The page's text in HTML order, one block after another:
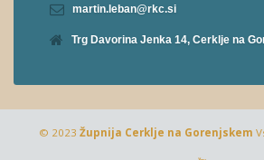
martin.leban@rkc.si
Trg Davorina Jenka 14, Cerklje na
© 2023 Župnija Cerklje na Gorenjskem